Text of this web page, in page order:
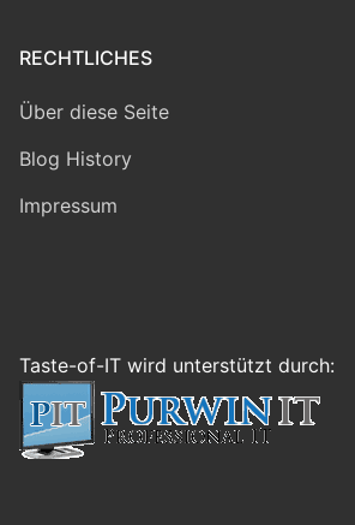
RECHTLICHES
Über diese Seite
Blog History
Impressum
Taste-of-IT wird unterstützt durch: